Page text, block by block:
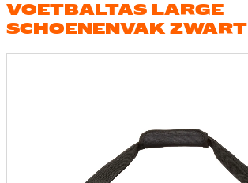
VOETBALTAS LARGE
SCHOENENVAK ZWART